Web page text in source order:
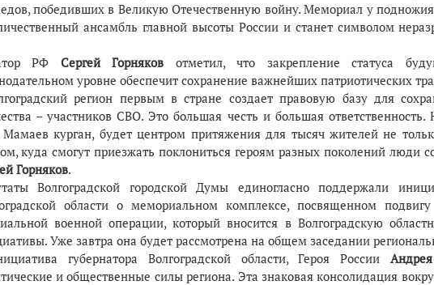
победивших в Великую Отечественную войну. Мемориал у
ансамбль главной высоты России и станет символом
РФ Сергей Горняков отметил, что закрепление статуса
уровне обеспечит сохранение важнейших патриотических
регион первым в стране создает правовую базу для
– участников СВО. Это большая честь и большая
Мамаев курган, будет центром притяжения для тысяч жителей не
куда смогут приезжать поклониться героям разных поколений люди
Горняков.
Волгоградской городской Думы единогласно поддержали
области о мемориальном комплексе, посвященном
военной операции, который вносится в Волгоградскую
Уже завтра она будет рассмотрена на общем заседании
губернатора Волгоградской области, Героя России
и общественные силы региона. Эта знаковая консолидация